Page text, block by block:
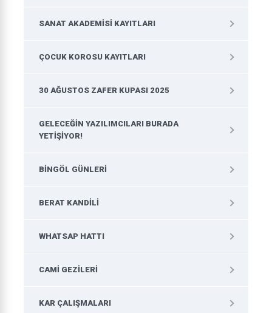
SANAT AKADEMISI KAYITLARI
ÇOCUK KOROSU KAYITLARI
30 AĞUSTOS ZAFER KUPASI 2025
GELECEĞIN YAZILIMCILARI BURADA
YETIŞIYOR!
BINGÖL GÜNLERI
BERAT KANDILI
WHATSAP HATTI
CAMI GEZILERI
KAR ÇALIŞMALARI